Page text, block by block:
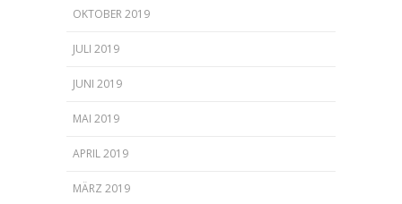
OKTOBER 2019
JULI 2019
JUNI 2019
MAI 2019
APRIL 2019
MÄRZ 2019